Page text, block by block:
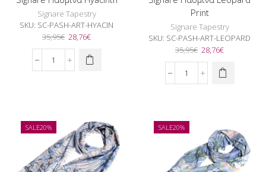
Signare Tapestry
SKU: SC-PASH-ART-HYACIN
35,95€ Original
price
was:
35,95€.
28,76€Η
τιμή
Signare
Print
Signare Tapestry
SKU: SC-PASH-ART-LEOPARD
35,95€ Original
price
was:
35,95€.
28,76€Η
τιμή
Signare
ποσότητα
SALE20% SALE20%